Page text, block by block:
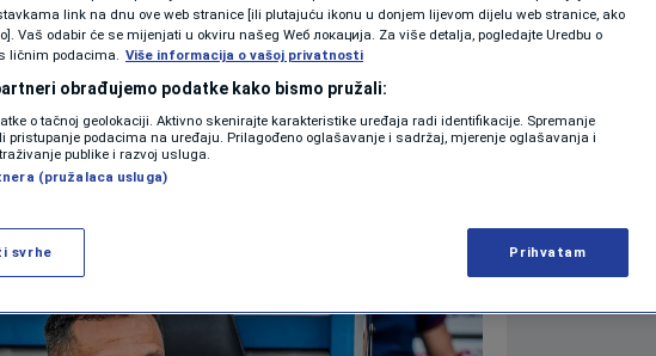
N1 SPECIJAL
FENOMENI
NEISTRAŽENO
VIRALNO
VIDEO
00:38 NOGOMET 0 komentara
Više
link na dnu ove web stranice [ili plutajuću ikonu u donjem lijevom dijelu web stranice, ako
Vaš odabir će se mijenjati u okviru našeg Wеб локација. Za više detalja, pogledajte Uredbu o
ličnim podacima. Više informacija o vašoj privatnosti
obrađujemo podatke kako bismo pružali:
o tačnoj geolokaciji. Aktivno skenirajte karakteristike uređaja radi identifikacije. Spremanje
pristupanje podacima na uređaju. Prilagođeno oglašavanje i sadržaj, mjerenje oglašavanja i
publike i razvoj usluga.
(pružalaca usluga)
svrhe Prihvatam